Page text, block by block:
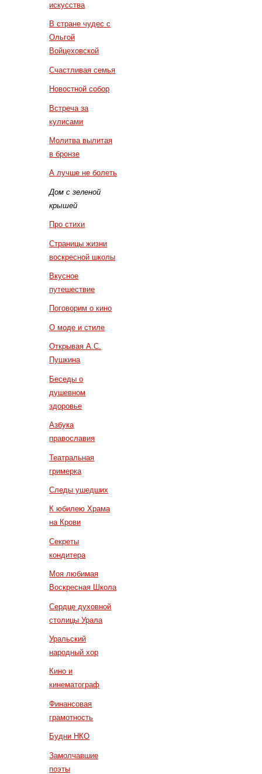
искусства
В стране чудес с
Ольгой
Войцеховской
Счастливая семья
Новостной собор
Встреча за
кулисами
Молитва вылитая
в бронзе
А лучше не болеть
Дом с зеленой
крышей
Про стихи
Страницы жизни
воскресной школы
Вкусное
путешествие
Поговорим о кино
О моде и стиле
Открывая А.С.
Пушкина
Беседы о
душевном
здоровье
Азбука
православия
Театральная
гримерка
Следы ушедших
К юбилею Храма
на Крови
Секреты
кондитера
Моя любимая
Воскресная Школа
Сердце духовной
столицы Урала
Уральский
народный хор
Кино и
кинематограф
Финансовая
грамотность
Будни НКО
Замолчавшие
поэты